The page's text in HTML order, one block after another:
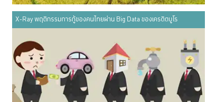
X-Ray พฤติกรรมการกู้ของคนไทยผ่าน Big Data ของเครดิตบูโร